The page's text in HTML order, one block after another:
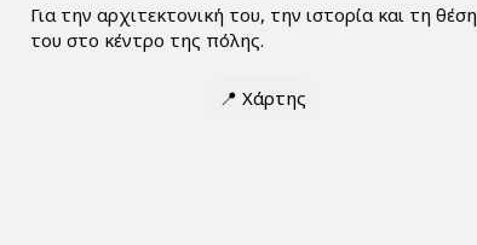
Για την αρχιτεκτονική του, την ιστορία και τη θέση
του στο κέντρο της πόλης.
📍 Χάρτης